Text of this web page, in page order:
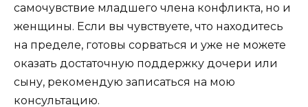
самочувствие младшего члена конфликта, но и
женщины. Если вы чувствуете, что находитесь
на пределе, готовы сорваться и уже не можете
оказать достаточную поддержку дочери или
сыну, рекомендую записаться на мою
консультацию.